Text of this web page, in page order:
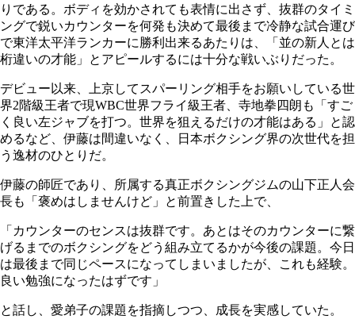
りである。ボディを効かされても表情に出さず、抜群のタイミ
ングで鋭いカウンターを何発も決めて最後まで冷静な試合運び
で東洋太平洋ランカーに勝利出来るあたりは、「並の新人とは
桁違いの才能」とアピールするには十分な戦いぶりだった。
デビュー以来、上京してスパーリング相手をお願いしている世
界2階級王者で現WBC世界フライ級王者、寺地拳四朗も「すご
く良い左ジャブを打つ。世界を狙えるだけの才能はある」と認
めるなど、伊藤は間違いなく、日本ボクシング界の次世代を担
う逸材のひとりだ。
伊藤の師匠であり、所属する真正ボクシングジムの山下正人会
長も「褒めはしませんけど」と前置きした上で、
「カウンターのセンスは抜群です。あとはそのカウンターに繋
げるまでのボクシングをどう組み立てるかが今後の課題。今日
は最後まで同じペースになってしまいましたが、これも経験。
良い勉強になったはずです」
と話し、愛弟子の課題を指摘しつつ、成長を実感していた。